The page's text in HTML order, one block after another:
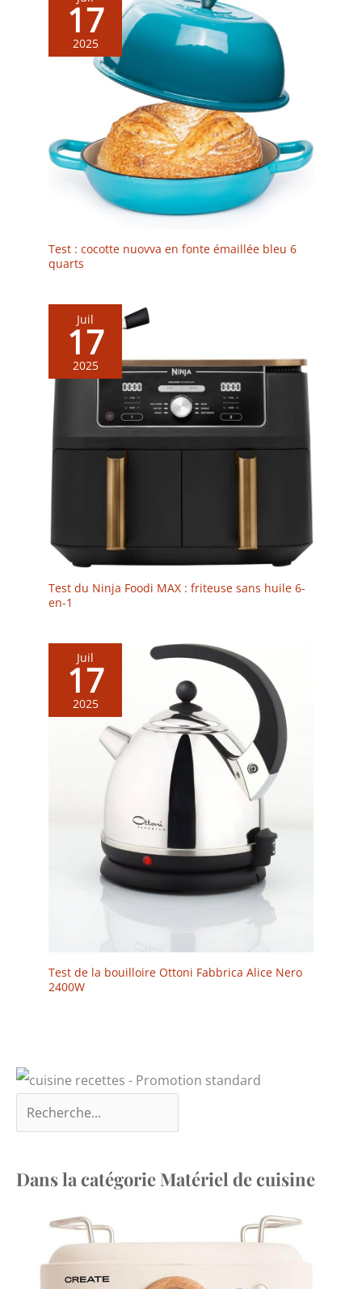
17
2025
Test : cocotte nuovva en fonte émaillée bleu 6
quarts
Juil
17
2025
Test du Ninja Foodi MAX : friteuse sans huile 6-
en-1
Juil
17
2025
Test de la bouilloire Ottoni Fabbrica Alice Nero
2400W
Dans la catégorie Matériel de cuisine